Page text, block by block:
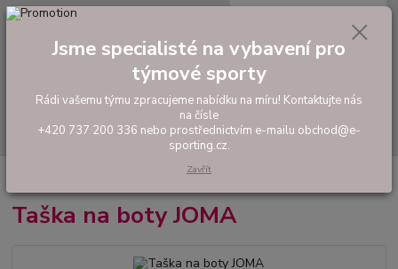
Hledat
tel: +420 737 200 336
0,00 Kč
Sportovní Tašky
Taška na boty JOMA
Jsme specialisté na vybavení pro
týmové sporty
Rádi vašemu týmu zpracujeme nabídku na míru! Kontaktujte nás
na čísle
+420 737 200 336 nebo prostřednictvím e-mailu obchod@e-
sporting.cz.
Zavřít